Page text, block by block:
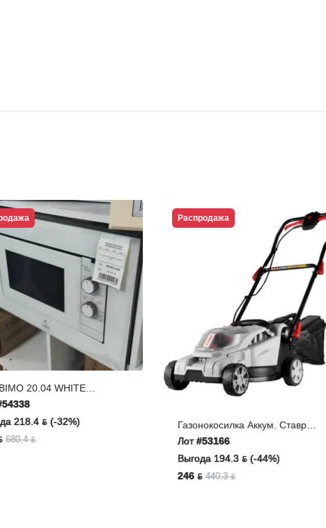
20.04 WHITE
Печь
218.4 ƃ (-32%)
ƃ
Распродажа
Газонокосилка Аккум. Ставр
ГКА-320/20
Лот#53166
Выгода 194.3 ƃ (-44%)
246 ƃ 440.3 ƃ